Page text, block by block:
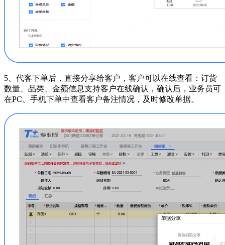
5、代客下单后，直接分享给客户，客户可以在线查看：订货
数量、品类、金额信息支持客户在线确认，确认后，业务员可
在PC、手机下单中查看客户备注情况，及时修改单据。